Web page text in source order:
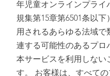
年児童オンラインプライ
規集第15章第6501条以
用されるあらゆる法域で
連する可能性のあるプロ
本サービスを利用しない
す。 お客様は、すべての